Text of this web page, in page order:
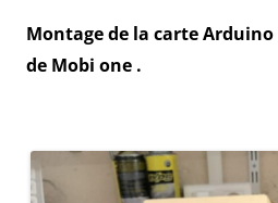
Montage de la carte Arduino
de Mobi one .